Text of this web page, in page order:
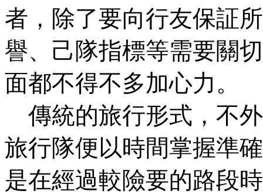
者，除了要向行友保証
譽、己隊指標等需要關
面都不得不多加心力。
傳統的旅行形式，不
旅行隊便以時間掌握準
是在經過較險要的路段